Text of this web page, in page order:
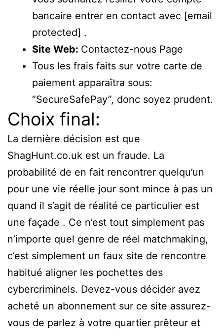
bancaire entrer en contact avec [email
protected] .
Site Web: Contactez-nous Page
Tous les frais faits sur votre carte de
paiement apparaîtra sous:
“SecureSafePay”, donc soyez prudent.
Choix final:
La dernière décision est que
ShagHunt.co.uk est un fraude. La
probabilité de en fait rencontrer quelqu’un
pour une vie réelle jour sont mince à pas un
quand il s’agit de réalité ce particulier est
une façade . Ce n’est tout simplement pas
n’importe quel genre de réel matchmaking,
c’est simplement un faux site de rencontre
habitué aligner les pochettes des
cybercriminels. Devez-vous décider avez
acheté un abonnement sur ce site assurez-
vous de parlez à votre quartier prêteur et